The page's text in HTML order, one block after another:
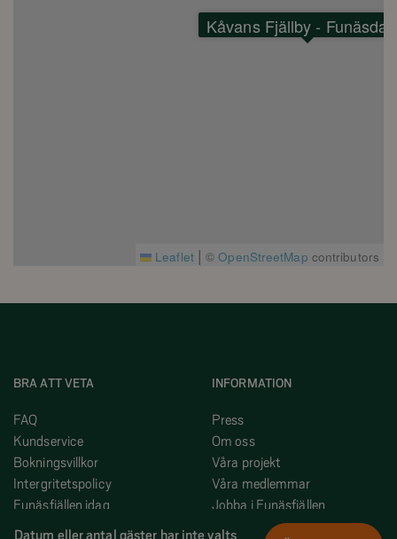
Datum eller antal gäster har inte valts
Kåvans Fjällby -
Leaflet | ©OpenStreetMap contributors
BRA ATT VETA
FAQ
Kundservice
Bokningsvillkor
Intergritetspolicy
Funäsfjällen idag
På plats i Funäsfjällen
INFORMATION
Press
Om oss
Våra projekt
Våra medlemmar
Jobba i Funäsfjällen
Hyr ut ditt boende med oss